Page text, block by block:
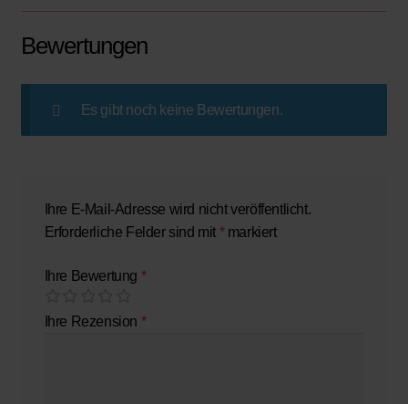
Bewertungen
Es gibt noch keine Bewertungen.
Ihre E-Mail-Adresse wird nicht veröffentlicht.
Erforderliche Felder sind mit *markiert
Ihre Bewertung *
Ihre Rezension *